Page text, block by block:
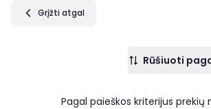
Grįžti atgal
Rūšiuoti
Pagal paieškos kriterijus prekių